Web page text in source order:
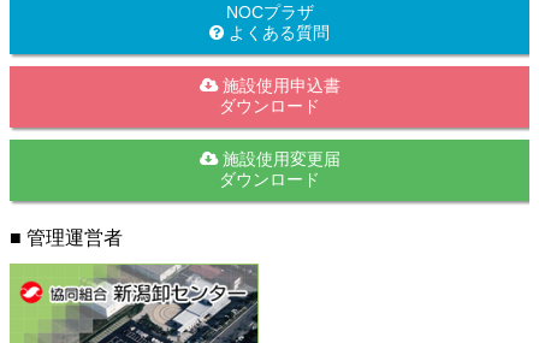
NOCプラザ
よくある質問
施設使用申込書
ダウンロード
施設使用変更届
ダウンロード
■ 管理運営者